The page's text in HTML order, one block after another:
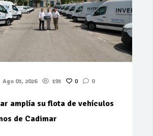
Ago 03, 2026 193 0 0
amplía su flota de vehículos
de Cadimar